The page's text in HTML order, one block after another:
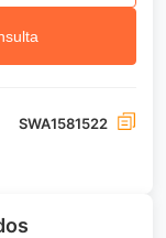
SWA1581522